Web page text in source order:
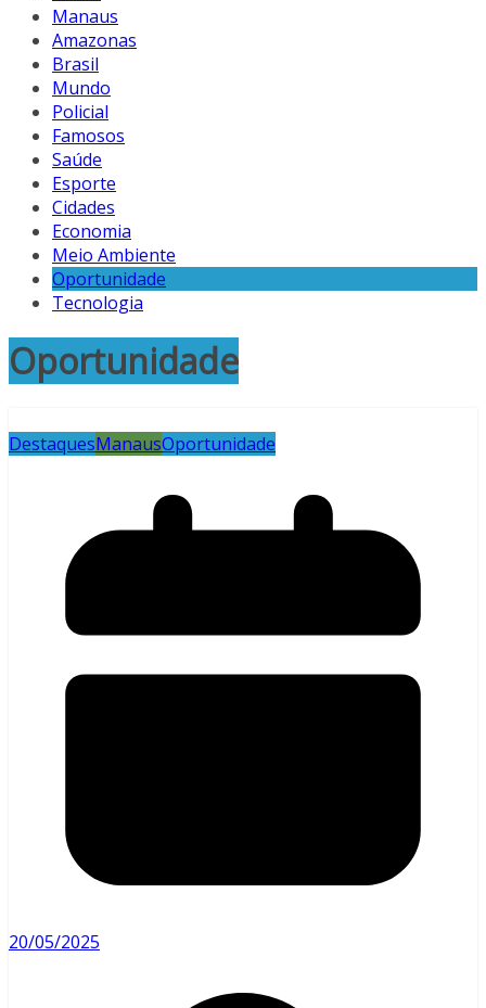
Manaus
Amazonas
Brasil
Mundo
Policial
Famosos
Saúde
Esporte
Cidades
Economia
Meio Ambiente
Oportunidade
Tecnologia
Oportunidade
DestaquesManausOportunidade
20/05/2025